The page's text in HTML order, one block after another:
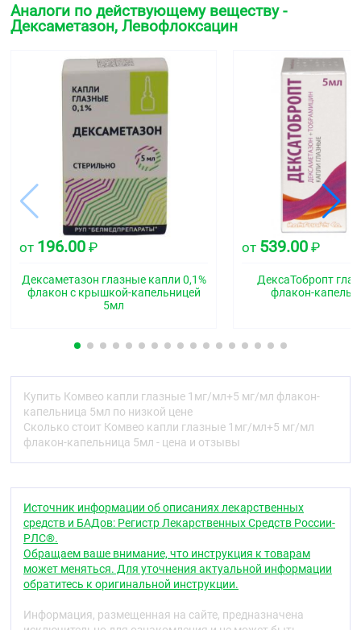
додекагидрат 10,00 мг, натрия цитрат 21,00 мг,
натрия гидроксид 1 Н и/или хлористоводородная
кислота q.s. для доведения pH до 7,2 ± 0,2, вода
для инъекций до 1 мл.
Описание
Прозрачный раствор зеленовато-жёлтого цвета.
Фармакотерапевтическая группа
Комбинированное противовоспалительное и
противомикробное средство для местного
применения (глюкокортикостероид +
противомикробное средство-фторхинолон)
Код АТХ
Фармакологические свойства
Фармакодинамика
Левофлоксацин
Левофлоксацин активный L-изомер офлоксацина,
является антибактериальным препаратом класса
фторхинолонов, который блокирует
бактериальный тип топоизомеразы II — ДНК-гиразу
и топоизомеразу Ⅳ. Левофлоксацин
преимущественно действует на ДНК-гиразу у
грамотрицательных и топоизомеразу IV у
грамположительных микроорганизмов. Спектр
действия в отношении возбудителей инфекций
глаз включает аэробные грамположительные
микроорганизмы (например, S.
pyogenes, S. pneumoniae,группуStreptococcus
viridans),аэробные грамотрицательные
микроорганизмы (например,Е. coli, Н. influenzae, М.
catarrhalis, Р. aeruginosa
местные штаммы) и другие
микроорганизмы (например,Chlamydia
Аналоги по действующему веществу -
Дексаметазон, Левофлоксацин
от 196.00 ₽
Дексаметазон глазные капли 0,1%
флакон с крышкой-капельницей
5мл
от 539.00 ₽
ДексаТобропт
флакон-
Купить Комвео капли глазные 1мг/мл+5 мг/мл флакон-
капельница 5мл по низкой цене
Сколько стоит Комвео капли глазные 1мг/мл+5 мг/мл
флакон-капельница 5мл - цена и отзывы
Источник информации об описаниях лекарственных
средств и БАДов: Регистр Лекарственных Средств России-
РЛС®.
Обращаем ваше внимание, что инструкция к товарам
может меняться. Для уточнения актуальной информации
обратитесь к оригинальной инструкции.
Информация, размещенная на сайте, предназначена